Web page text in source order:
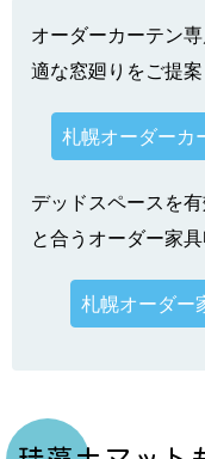
オーダーカーテン
適な窓廻りをご提案
札幌オーダーカ
デッドスペースを
と合うオーダー家
札幌オーダー